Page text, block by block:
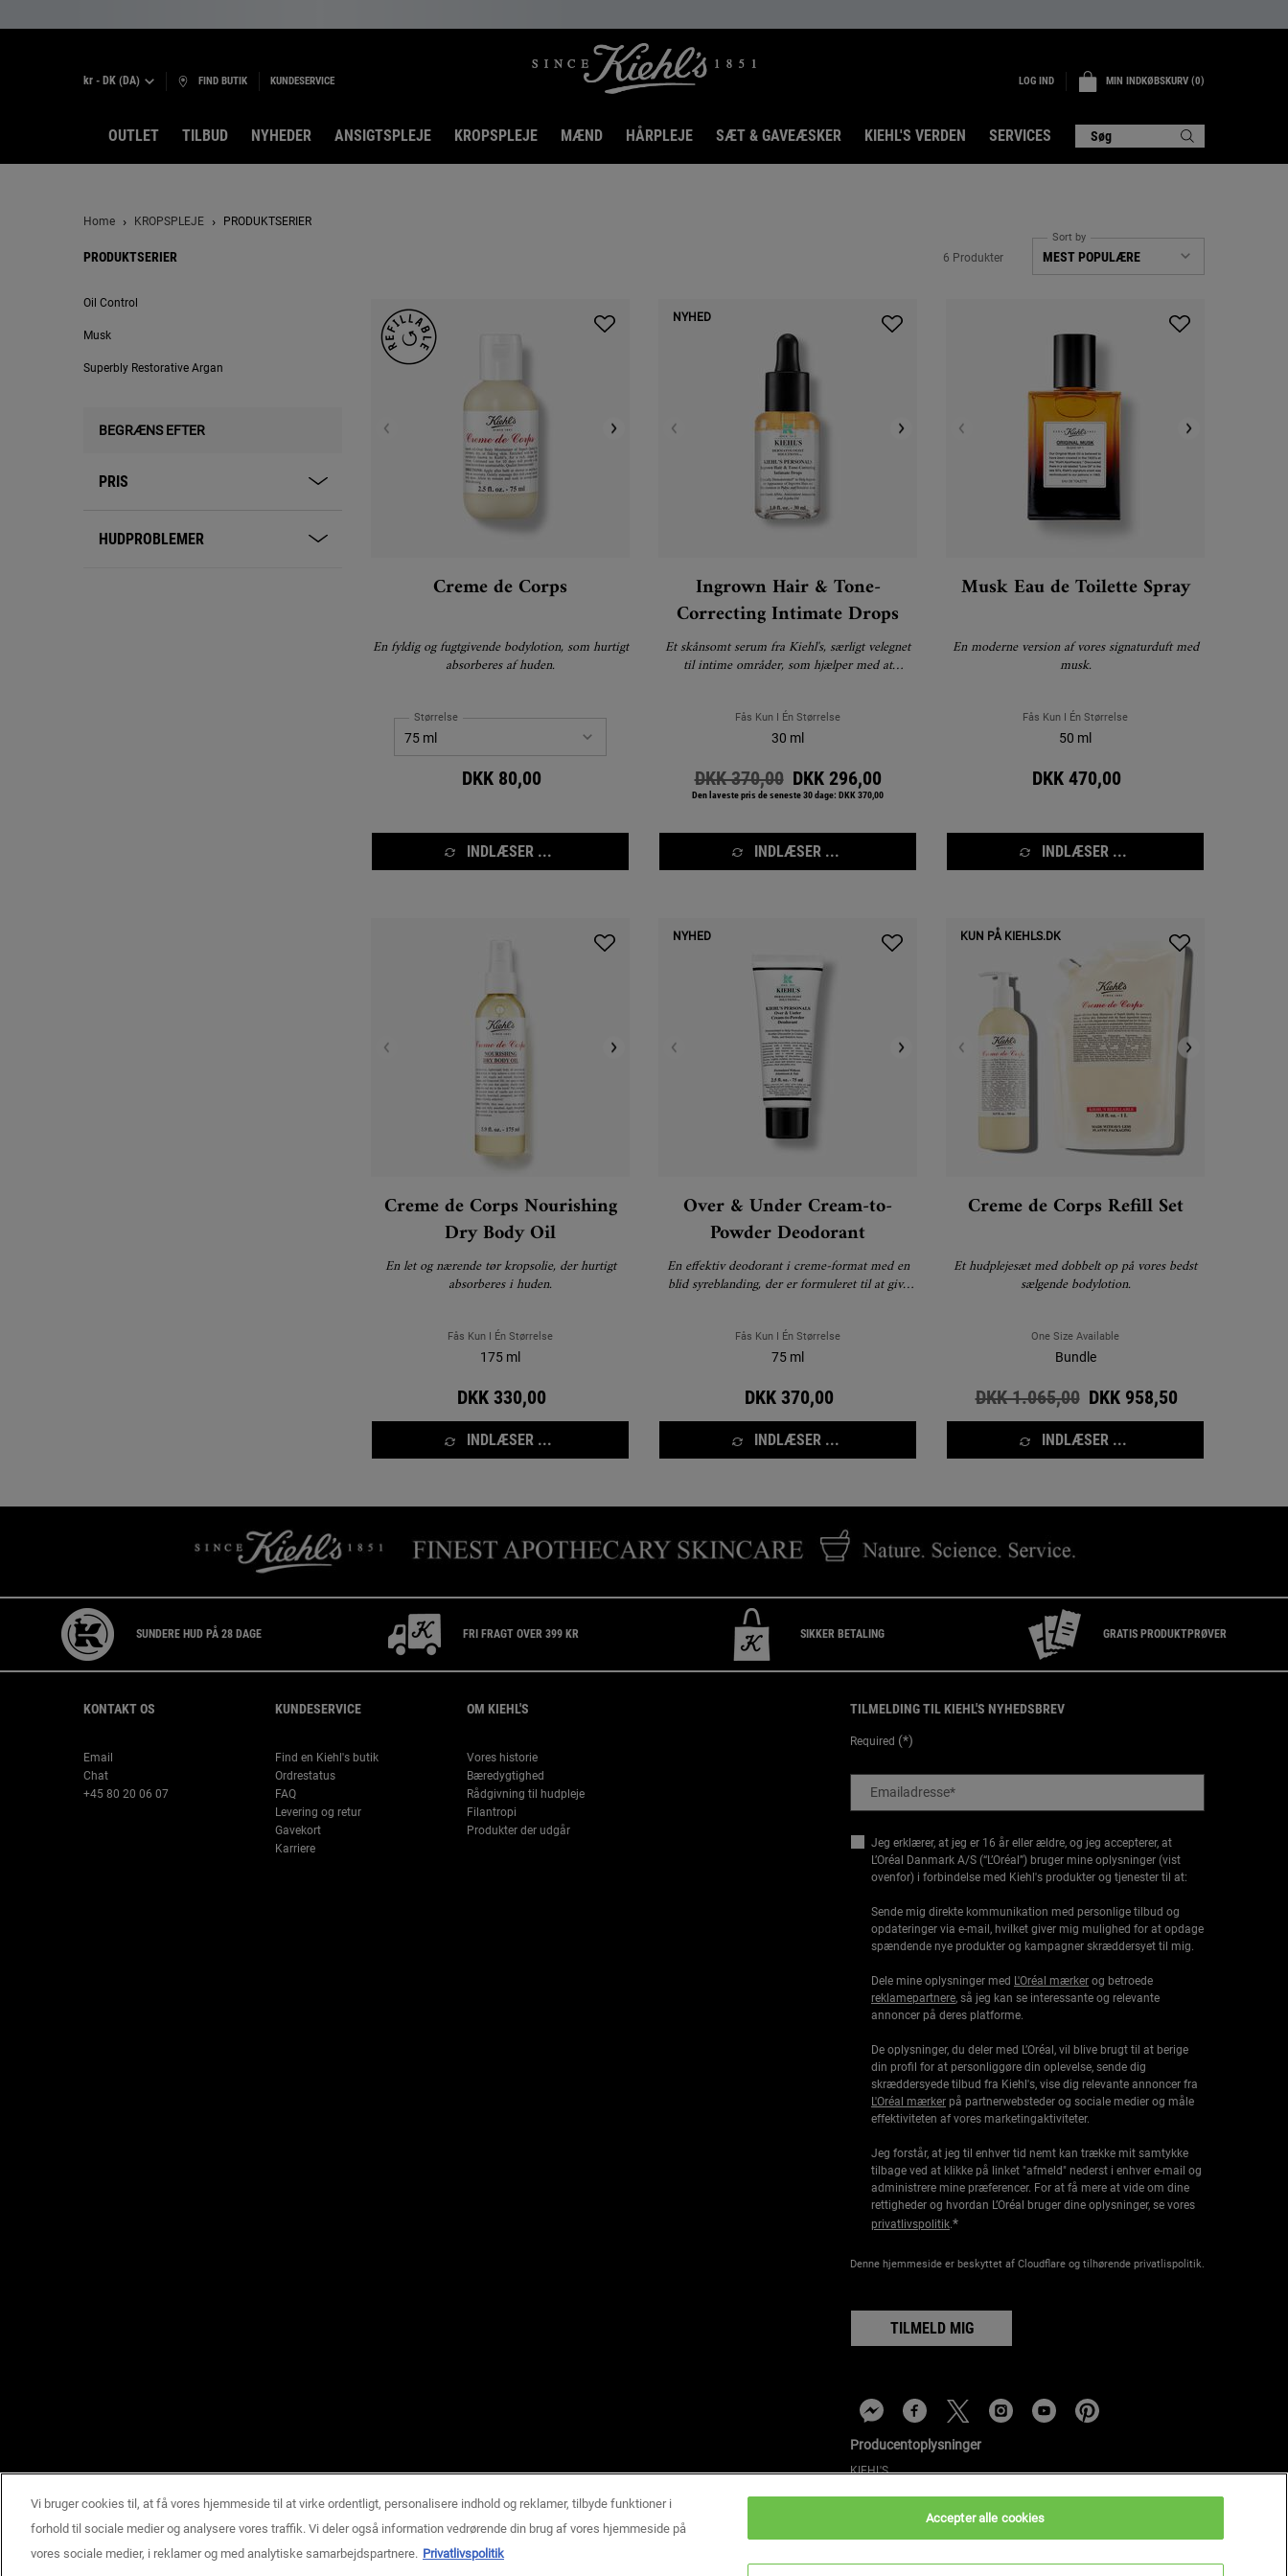
kr - DK (DA) FIND BUTIK KUNDESERVICE LOG IND MIN INDKØBSKURV 0
0 PRODUKT
OUTLET TILBUD NYHEDER ANSIGTSPLEJE KROPSPLEJE MÆND HÅRPLEJE SÆT & GAVEÆSKER KIEHL'S VERDEN SERVICES Søg
Home KROPSPLEJE PRODUKTSERIER
PRODUKTSERIER 6 Produkter
Sort by
PRODUKTSERIER
Oil Control
Musk
Superbly Restorative Argan
BEGRÆNS EFTER
PRIS
HUDPROBLEMER
Creme de Corps
En fyldig og fugtgivende bodylotion, som hurtigt
absorberes af huden.
Størrelse
DKK 80,00
INDLÆSER ...
NYHED
Ingrown Hair & Tone-
Correcting Intimate Drops
Et skånsomt serum fra Kiehl's, særligt velegnet
til intime områder, som hjælper med at
Fås Kun I Én Størrelse
30 ml
Old price
DKK 370,00 New price
DKK 296,00
Den laveste pris de seneste 30 dage: DKK 370,00
INDLÆSER ...
Musk Eau de Toilette Spray
En moderne version af vores signaturduft med
musk.
Fås Kun I Én Størrelse
50 ml
DKK 470,00
INDLÆSER ...
Creme de Corps Nourishing
Dry Body Oil
En let og nærende tør kropsolie, der hurtigt
absorberes i huden.
Fås Kun I Én Størrelse
175 ml
DKK 330,00
INDLÆSER ...
NYHED
Over & Under Cream-to-
Powder Deodorant
En effektiv deodorant i creme-format med en
blid syreblanding, der er formuleret til at give
Fås Kun I Én Størrelse
75 ml
DKK 370,00
INDLÆSER ...
KUN PÅ KIEHLS.DK
Creme de Corps Refill Set
Et hudplejesæt med dobbelt op på vores bedst
sælgende bodylotion.
One Size Available
Bundle
Old price
DKK 1.065,00 New price
DKK 958,50
INDLÆSER ...
SUNDERE HUD PÅ 28 DAGE FRI FRAGT OVER 399 KR SIKKER BETALING GRATIS PRODUKTPRØVER
KONTAKT OS
Email
Chat
+45 80 20 06 07
KUNDESERVICE
Find en Kiehl's butik
Ordrestatus
FAQ
Levering og retur
Gavekort
Karriere
OM KIEHL'S
Vores historie
Bæredygtighed
Rådgivning til hudpleje
Filantropi
Produkter der udgår
TILMELDING TIL KIEHL'S NYHEDSBREV
Required (*)
Emailadresse*
Jeg erklærer, at jeg er 16 år eller ældre, og jeg accepterer, at
L’Oréal Danmark A/S (“L’Oréal”) bruger mine oplysninger (vist
ovenfor) i forbindelse med Kiehl's produkter og tjenester til at:
Sende mig direkte kommunikation med personlige tilbud og
opdateringer via e-mail, hvilket giver mig mulighed for at opdage
spændende nye produkter og kampagner skræddersyet til mig.
Dele mine oplysninger med L'Oréal mærker og betroede
reklamepartnere, så jeg kan se interessante og relevante
annoncer på deres platforme.
De oplysninger, du deler med L’Oréal, vil blive brugt til at berige
din profil for at personliggøre din oplevelse, sende dig
skræddersyede tilbud fra Kiehl's, vise dig relevante annoncer fra
L'Oréal mærker på partnerwebsteder og sociale medier og måle
effektiviteten af vores marketingaktiviteter.
Jeg forstår, at jeg til enhver tid nemt kan trække mit samtykke
tilbage ved at klikke på linket "afmeld" nederst i enhver e-mail og
administrere mine præferencer. For at få mere at vide om dine
rettigheder og hvordan L’Oréal bruger dine oplysninger, se vores
privatlivspolitik.*
Denne hjemmeside er beskyttet af Cloudflare og tilhørende privatlispolitik.
TILMELD MIG
Producentoplysninger
KIEHL'S
consumercare@dk.oaccare.com
Vi bruger cookies til, at få vores hjemmeside til at virke ordentligt, personalisere indhold og reklamer, tilbyde funktioner i
forhold til sociale medier og analysere vores traffik. Vi deler også information vedrørende din brug af vores hjemmeside på
vores sociale medier, i reklamer og med analytiske samarbejdspartnere. Privatlivspolitik
Accepter alle cookies